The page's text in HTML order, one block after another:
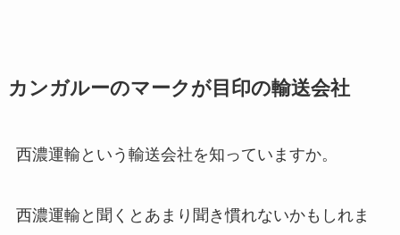
カンガルーのマークが目印の輸送会社
西濃運輸という輸送会社を知っていますか。
西濃運輸と聞くとあまり聞き慣れないかもしれま